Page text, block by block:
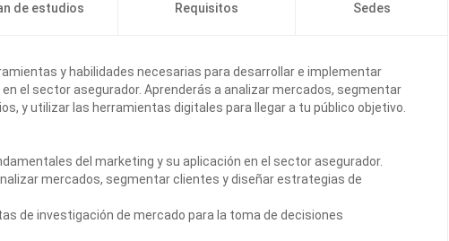
de estudios Requisitos Sedes
y habilidades necesarias para desarrollar e implementar
el sector asegurador. Aprenderás a analizar mercados, segmentar
y utilizar las herramientas digitales para llegar a tu público objetivo.
del marketing y su aplicación en el sector asegurador.
mercados, segmentar clientes y diseñar estrategias de
de investigación de mercado para la toma de decisiones